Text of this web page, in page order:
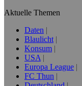
Aktuelle Themen
Daten
Blaulicht
Konsum
USA
Europa League
FC Thun